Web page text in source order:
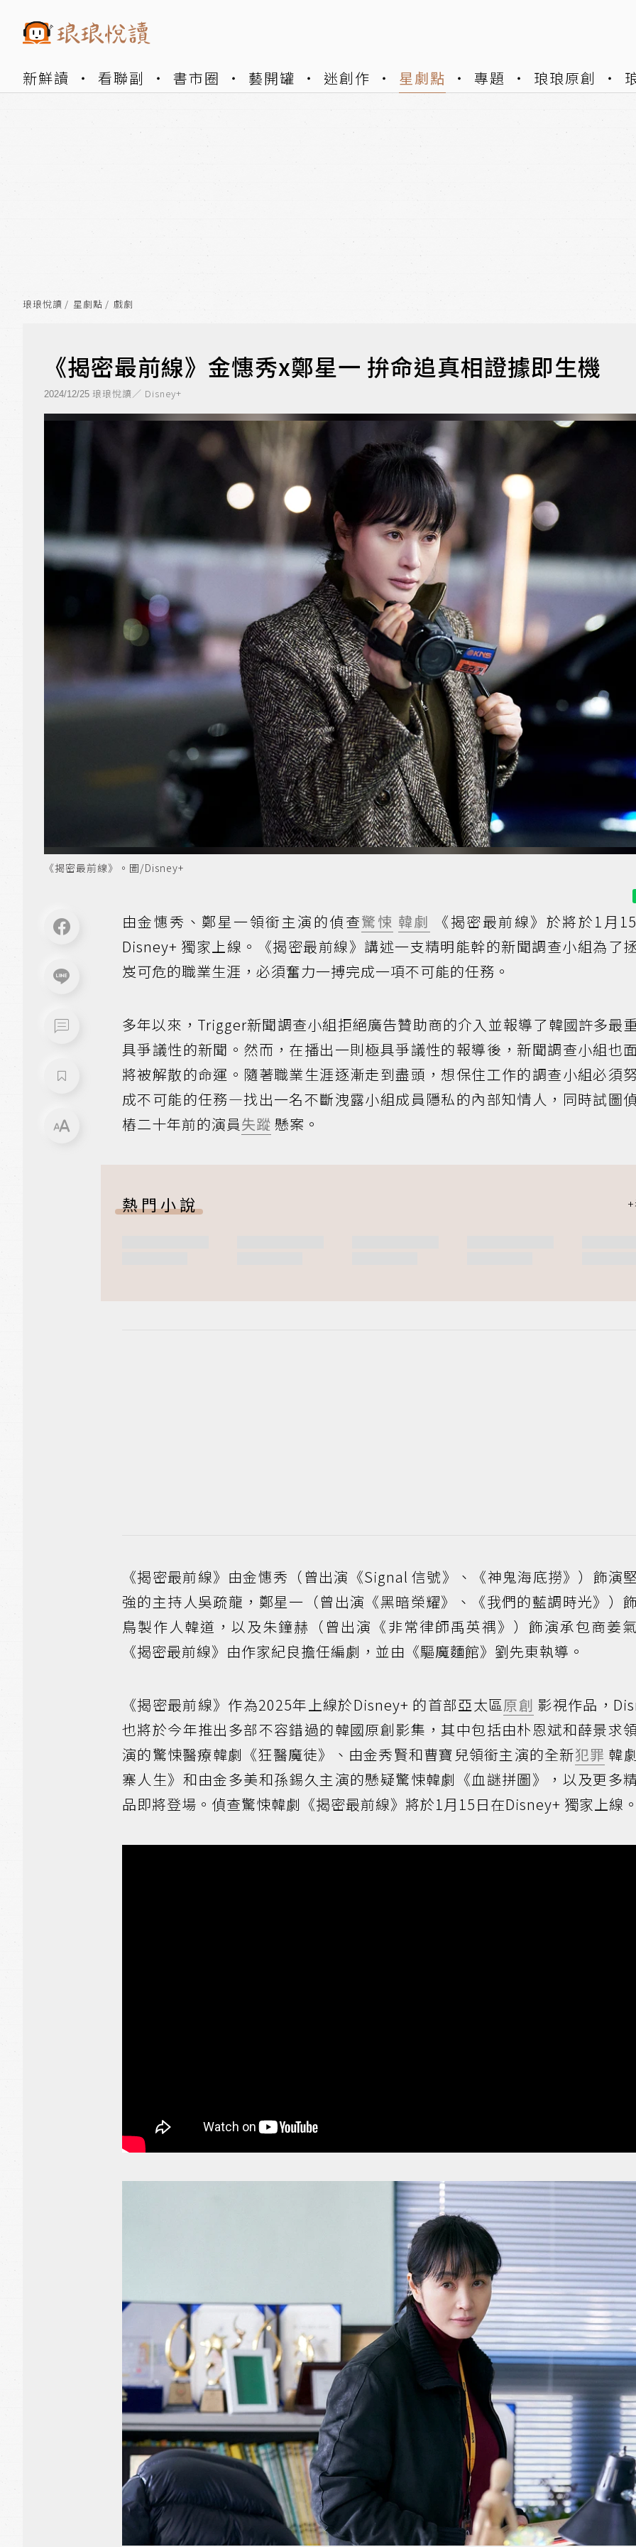
新鮮讀 看聯副 書市圈 藝開罐 迷創作 星劇點 專題 琅琅原創
琅琅悅讀 星劇點 戲劇
《揭密最前線》金憓秀x鄭星一 拚命追真相證據即生機
2024/12/25 琅琅悅讀／ Disney+
《揭密最前線》。圖/Disney+
由金憓秀、鄭星一領銜主演的偵查驚悚 韓劇
《揭密最前線》於將於1月
Disney+ 獨家上線。《揭密最前線》講述一支精明能幹的新聞調查小組為了
岌可危的職業生涯，必須奮力一搏完成一項不可能的任務。
多年以來，Trigger新聞調查小組拒絕廣告贊助商的介入並報導了韓國許多最
具爭議性的新聞。然而，在播出一則極具爭議性的報導後，新聞調查小組也
將被解散的命運。隨著職業生涯逐漸走到盡頭，想保住工作的調查小組必須
成不可能的任務—找出一名不斷洩露小組成員隱私的內部知情人，同時試圖
樁二十年前的演員失蹤 懸案。
熱門小說
《揭密最前線》由金憓秀（曾出演《Signal 信號》、《神鬼海底撈》）飾演
強的主持人吳疏龍，鄭星一（曾出演《黑暗榮耀》、《我們的藍調時光》）
鳥製作人韓道，以及朱鐘赫（曾出演《非常律師禹英禑》）飾演承包商姜
《揭密最前線》由作家紀良擔任編劇，並由《驅魔麵館》劉先東執導。
《揭密最前線》作為2025年上線於Disney+ 的首部亞太區原創 影視作品，
也將於今年推出多部不容錯過的韓國原創影集，其中包括由朴恩斌和薛景求
演的驚悚醫療韓劇《狂醫魔徒》、由金秀賢和曹寶兒領銜主演的全新犯罪 韓
寨人生》和由金多美和孫錫久主演的懸疑驚悚韓劇《血謎拼圖》，以及更多
品即將登場。偵查驚悚韓劇《揭密最前線》將於1月15日在Disney+ 獨家上線